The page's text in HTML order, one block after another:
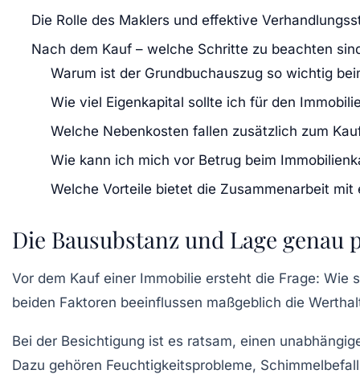
Die Rolle des Maklers und effektive
Nach dem Kauf – welche Schritte zu beachten
Warum ist der Grundbuchauszug so wichtig
Wie viel Eigenkapital sollte ich für den
Welche Nebenkosten fallen zusätzlich zum
Wie kann ich mich vor Betrug beim
Welche Vorteile bietet die Zusammenarbeit mit
Die Bausubstanz und Lage
Vor dem Kauf einer Immobilie ersteht die Frage:
beiden Faktoren beeinflussen maßgeblich die
Bei der Besichtigung ist es ratsam, einen
Dazu gehören Feuchtigkeitsprobleme,